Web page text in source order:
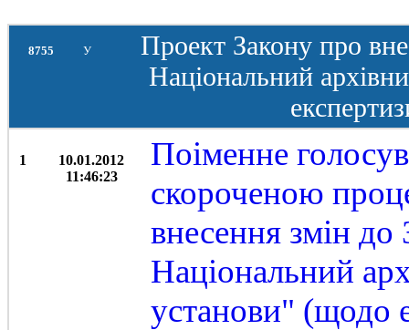
8755 У
Проект Закону про
Національний
1
10.01.2012
11:46:23
Поіменне
скороченою
внесення змін
Національний
установи" (щодо